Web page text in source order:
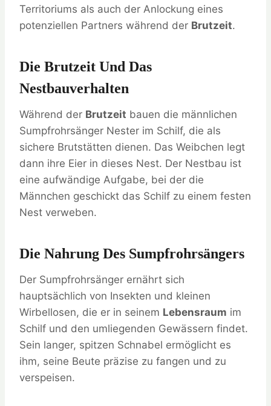
Territoriums als auch der Anlockung eines
potenziellen Partners während der Brutzeit.
Die Brutzeit Und Das
Nestbauverhalten
Während der Brutzeit bauen die männlichen
Sumpfrohrsänger Nester im Schilf, die als
sichere Brutstätten dienen. Das Weibchen legt
dann ihre Eier in dieses Nest. Der Nestbau ist
eine aufwändige Aufgabe, bei der die
Männchen geschickt das Schilf zu einem festen
Nest verweben.
Die Nahrung Des Sumpfrohrsängers
Der Sumpfrohrsänger ernährt sich
hauptsächlich von Insekten und kleinen
Wirbellosen, die er in seinem Lebensraum im
Schilf und den umliegenden Gewässern findet.
Sein langer, spitzen Schnabel ermöglicht es
ihm, seine Beute präzise zu fangen und zu
verspeisen.